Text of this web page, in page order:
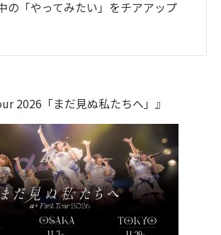
の「やってみたい」をチアアップ
2026「まだ見ぬ私たちへ」』